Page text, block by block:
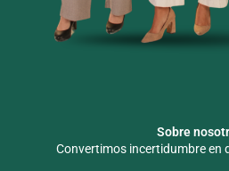
Sobre
Convertimos incertidumbre en